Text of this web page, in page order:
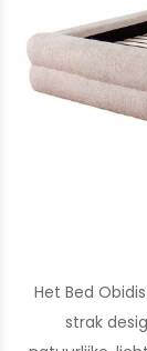
Het Bed
strak